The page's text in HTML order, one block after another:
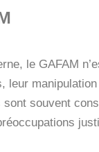
le GAFAM
souvent